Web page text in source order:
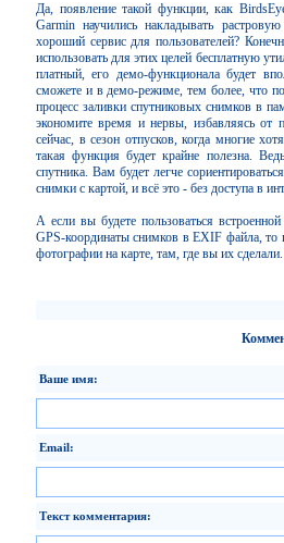
Да, появление такой функции, как
Garmin научились накладывать
хороший сервис для пользователей?
использовать для этих целей бесплатную
платный, его демо-функционала будет
сможете и в демо-режиме, тем более, что
процесс заливки спутниковых снимков в
экономите время и нервы, избавляясь
сейчас, в сезон отпусков, когда многие
такая функция будет крайне полезна.
спутника. Вам будет легче
снимки с картой, и всё это - без доступа в
А если вы будете пользоваться
GPS-координаты снимков в EXIF файла,
фотографии на карте, там, где вы их сделали.
Ваше имя:
Email:
Текст комментария: